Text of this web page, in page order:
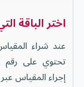
اختر الباقة
عند شراء
تحتوي على
إجراء المقياس